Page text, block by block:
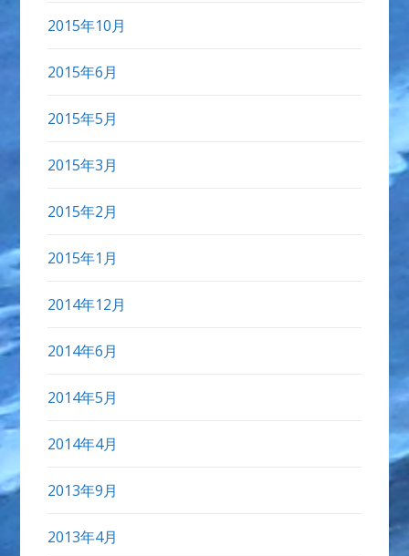
2015年10月
2015年6月
2015年5月
2015年3月
2015年2月
2015年1月
2014年12月
2014年6月
2014年5月
2014年4月
2013年9月
2013年4月